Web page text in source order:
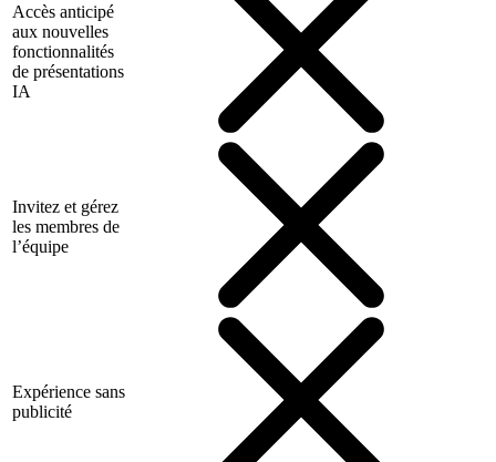
Accès anticipé
aux nouvelles
fonctionnalités
de présentations
IA
Invitez et gérez
les membres de
l’équipe
Expérience sans
publicité